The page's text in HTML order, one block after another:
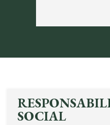
SOCIAL